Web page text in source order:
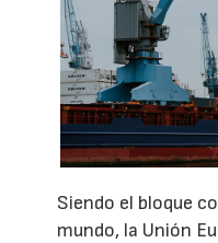
Siendo el bloque
mundo, la Unión